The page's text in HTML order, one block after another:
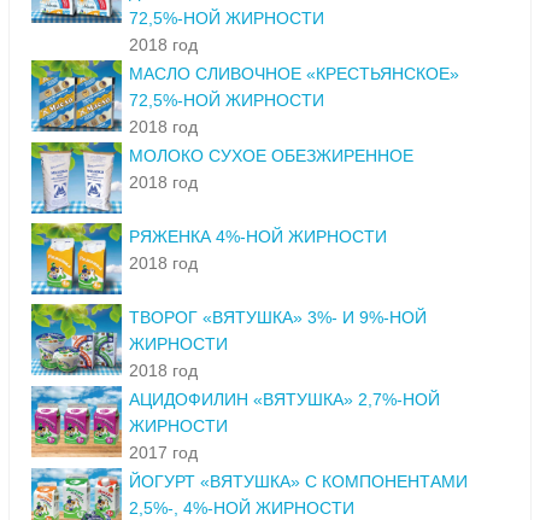
72,5%-НОЙ ЖИРНОСТИ
2018 год
МАСЛО СЛИВОЧНОЕ «КРЕСТЬЯНСКОЕ»
72,5%-НОЙ ЖИРНОСТИ
2018 год
МОЛОКО СУХОЕ ОБЕЗЖИРЕННОЕ
2018 год
РЯЖЕНКА 4%-НОЙ ЖИРНОСТИ
2018 год
ТВОРОГ «ВЯТУШКА» 3%- И 9%-НОЙ
ЖИРНОСТИ
2018 год
АЦИДОФИЛИН «ВЯТУШКА» 2,7%-НОЙ
ЖИРНОСТИ
2017 год
ЙОГУРТ «ВЯТУШКА» С КОМПОНЕНТАМИ
2,5%-, 4%-НОЙ ЖИРНОСТИ